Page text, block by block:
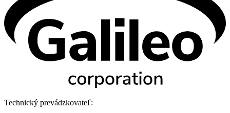
Technický prevádzkovateľ: